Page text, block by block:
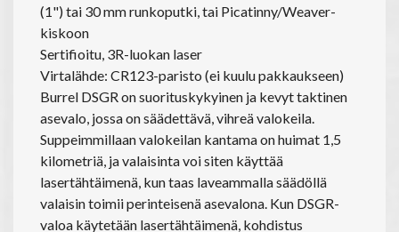
(1") tai 30 mm runkoputki, tai Picatinny/Weaver-
kiskoon
Sertifioitu, 3R-luokan laser
Virtalähde: CR123-paristo (ei kuulu pakkaukseen)
Burrel DSGR on suorituskykyinen ja kevyt taktinen
asevalo, jossa on säädettävä, vihreä valokeila.
Suppeimmillaan valokeilan kantama on huimat 1,5
kilometriä, ja valaisinta voi siten käyttää
lasertähtäimenä, kun taas laveammalla säädöllä
valaisin toimii perinteisenä asevalona. Kun DSGR-
valoa käytetään lasertähtäimenä, kohdistus